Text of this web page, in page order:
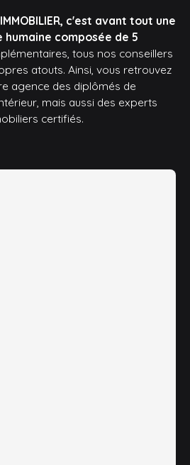
IMMOBILIER, c'est avant tout une
humaine composée de 5
tous nos conseillers
atouts. Ainsi, vous retrouvez
agence des diplômés de
mais aussi des experts
certifiés.